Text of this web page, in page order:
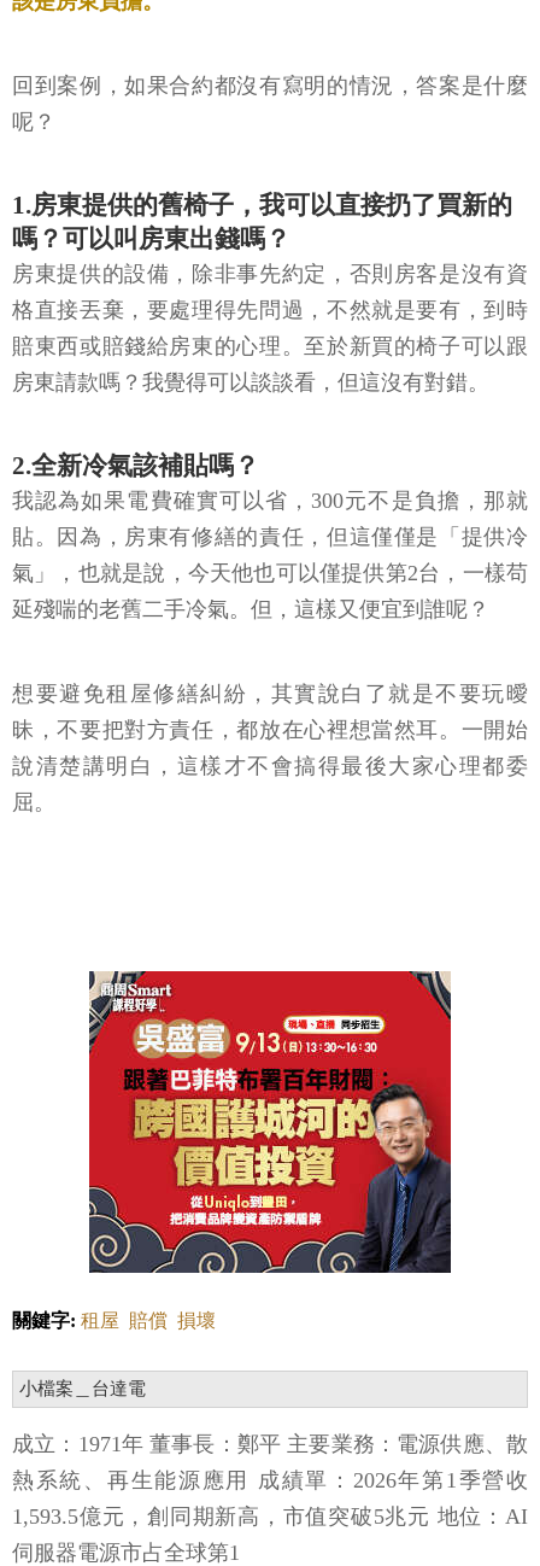
回到案例，如果合約都沒有寫明的情況，答案是什麼
呢？
1.房東提供的舊椅子，我可以直接扔了買新的
嗎？可以叫房東出錢嗎？
房東提供的設備，除非事先約定，否則房客是沒有資
格直接丟棄，要處理得先問過，不然就是要有，到時
賠東西或賠錢給房東的心理。至於新買的椅子可以跟
房東請款嗎？我覺得可以談談看，但這沒有對錯。
2.全新冷氣該補貼嗎？
我認為如果電費確實可以省，300元不是負擔，那就
貼。因為，房東有修繕的責任，但這僅僅是「提供冷
氣」，也就是說，今天他也可以僅提供第2台，一樣苟
延殘喘的老舊二手冷氣。但，這樣又便宜到誰呢？
想要避免租屋修繕糾紛，其實說白了就是不要玩曖
昧，不要把對方責任，都放在心裡想當然耳。一開始
說清楚講明白，這樣才不會搞得最後大家心理都委
屈。
關鍵字: 租屋 賠償 損壞
小檔案＿台達電
成立：1971年 董事長：鄭平 主要業務：電源供應、散
熱系統、再生能源應用 成績單：2026年第1季營收
1,593.5億元，創同期新高，市值突破5兆元 地位：AI
伺服器電源市占全球第1